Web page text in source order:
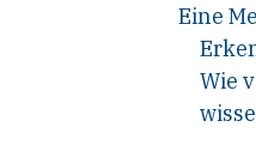
Eine
Wie